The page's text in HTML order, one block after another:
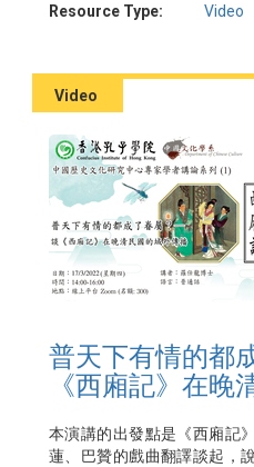
Resource Type: Video
Video
普天下有情的都
《西廂記》在晚
本演講的出發點是《西廂記
蓮、巴贊的戲曲翻譯談起，